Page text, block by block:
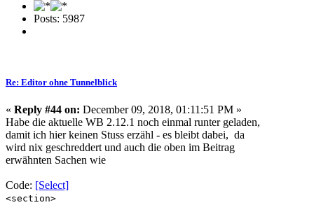
Posts: 5987
Re: Editor ohne Tunnelblick
« Reply #44 on: December 09, 2018, 01:11:51 PM »
Habe die aktuelle WB 2.12.1 noch einmal runter geladen,
damit ich hier keinen Stuss erzähl - es bleibt dabei, da
wird nix geschreddert und auch die oben im Beitrag
erwähnten Sachen wie
Code: [Select]
<section>